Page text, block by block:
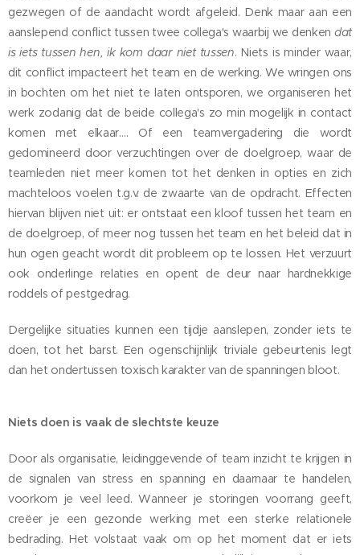
gezwegen of de aandacht wordt afgeleid. Denk maar aan een
aanslepend conflict tussen twee collega's waarbij we denken dat
is iets tussen hen, ik kom daar niet tussen. Niets is minder waar,
dit conflict impacteert het team en de werking. We wringen ons
in bochten om het niet te laten ontsporen, we organiseren het
werk zodanig dat de beide collega's zo min mogelijk in contact
komen met elkaar…. Of een teamvergadering die wordt
gedomineerd door verzuchtingen over de doelgroep, waar de
teamleden niet meer komen tot het denken in opties en zich
machteloos voelen t.g.v. de zwaarte van de opdracht. Effecten
hiervan blijven niet uit: er ontstaat een kloof tussen het team en
de doelgroep, of meer nog tussen het team en het beleid dat in
hun ogen geacht wordt dit probleem op te lossen. Het verzuurt
ook onderlinge relaties en opent de deur naar hardnekkige
roddels of pestgedrag.
Dergelijke situaties kunnen een tijdje aanslepen, zonder iets te
doen, tot het barst. Een ogenschijnlijk triviale gebeurtenis legt
dan het ondertussen toxisch karakter van de spanningen bloot.
Niets doen is vaak de slechtste keuze
Door als organisatie, leidinggevende of team inzicht te krijgen in
de signalen van stress en spanning en daarnaar te handelen,
voorkom je veel leed. Wanneer je storingen voorrang geeft,
creëer je een gezonde werking met een sterke relationele
bedrading. Het volstaat vaak om op het moment dat er iets